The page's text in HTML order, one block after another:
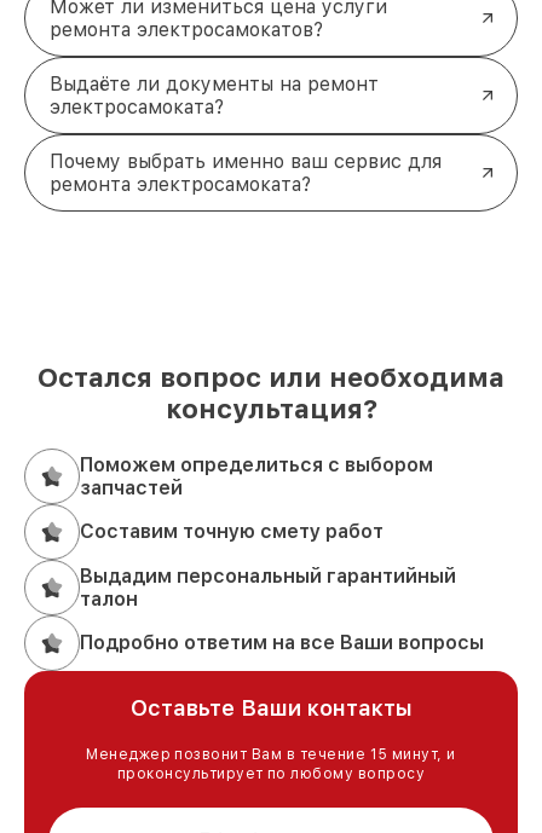
Может ли измениться цена услуги
ремонта электросамокатов?
Выдаёте ли документы на ремонт
электросамоката?
Почему выбрать именно ваш сервис для
ремонта электросамоката?
Остался вопрос или необходима
консультация?
Поможем определиться с выбором
запчастей
Составим точную смету работ
Выдадим персональный гарантийный
талон
Подробно ответим на все Ваши вопросы
Оставьте Ваши контакты
Менеджер позвонит Вам в течение 15 минут, и
проконсультирует по любому вопросу